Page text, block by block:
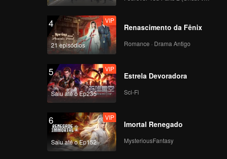
4
21 episódios
VIP
Renascimento da Fênix
Romance · Drama Antigo
5
Saiu até o Ep235
VIP
Estrela Devoradora
Sci-Fi
6
Saiu até o Ep152
VIP
Imortal Renegado
MysteriousFantasy